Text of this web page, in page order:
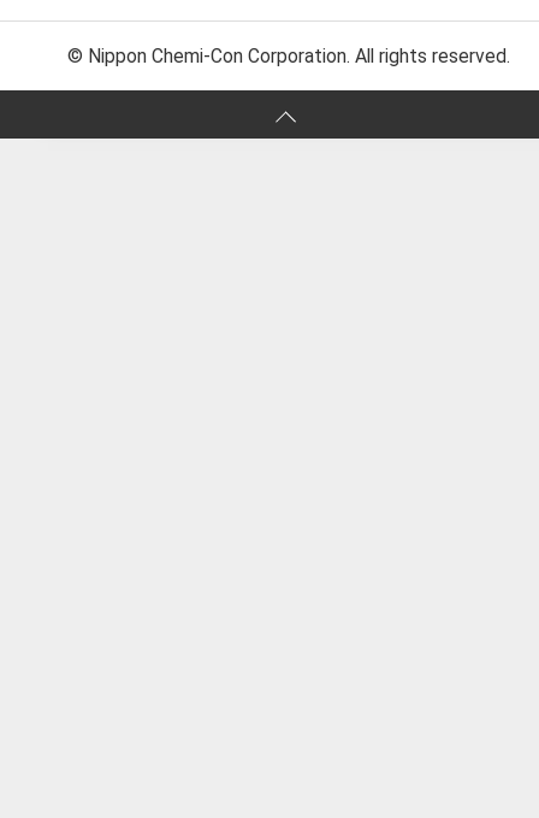
© Nippon Chemi-Con Corporation. All rights reserved.